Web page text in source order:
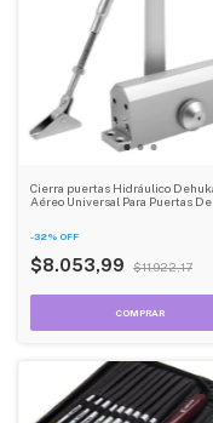
Cierra puertas Hidráulico
Aéreo Universal Para Puertas De
-32% OFF
$8.053,99 $11.922,17